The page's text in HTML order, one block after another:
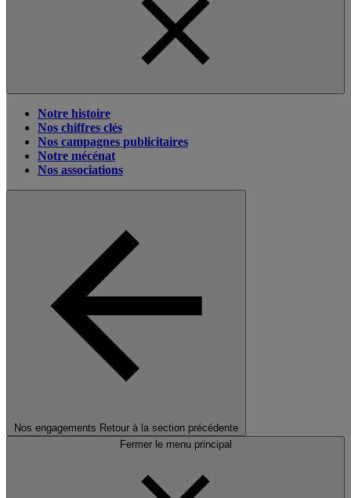
Notre histoire
Nos chiffres clés
Nos campagnes publicitaires
Notre mécénat
Nos associations
Nos engagements Retour à la section précédente
Fermer le menu principal